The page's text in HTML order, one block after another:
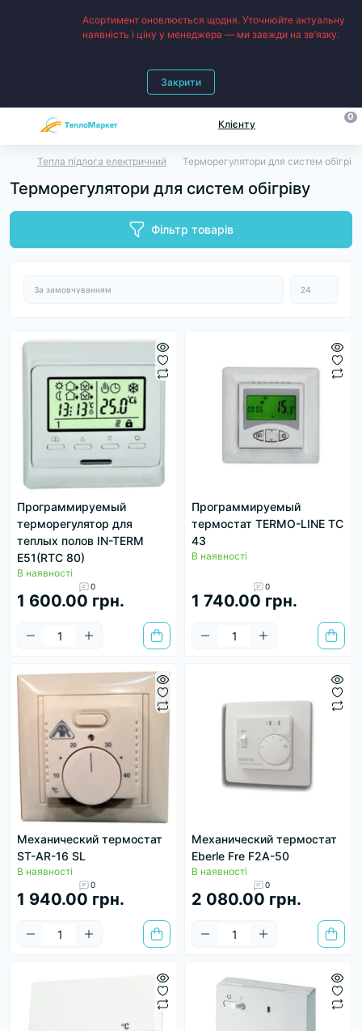
Асортимент оновлюється щодня. Уточнюйте актуальну
наявність і ціну у менеджера — ми завжди на зв’язку.
Закрити
Клієнту
0
Тепла підлога електричний Терморегулятори для систем обігріву
Терморегулятори для систем обігріву
Фільтр товарів
Программируемый
терморегулятор для
теплых полов IN-TERM
E51(RTC 80)
В наявності
0
1 600.00 грн.
Программируемый
термостат TERMO-LINE TC
43
В наявності
0
1 740.00 грн.
Механический термостат
ST-AR-16 SL
В наявності
0
1 940.00 грн.
Механический термостат
Eberle Fre F2A-50
В наявності
0
2 080.00 грн.